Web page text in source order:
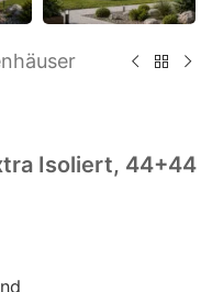
Isoliert, 44+44